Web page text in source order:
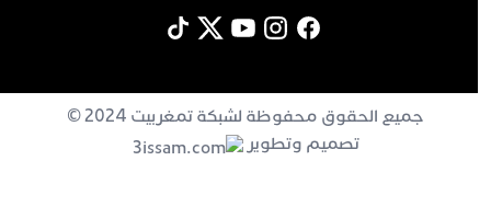
جميع الحقوق محفوظة لشبكة تمغربيت 2024 ©
تصميم وتطوير